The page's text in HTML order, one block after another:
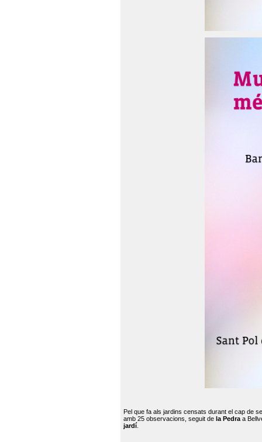
Pel que fa als jardins censats durant el cap de
amb 25 observacions, seguit de la Pedra a
jardí